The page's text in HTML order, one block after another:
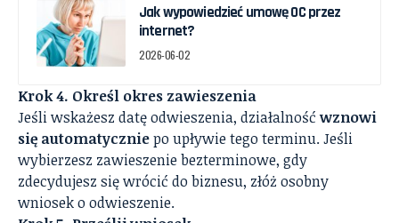
Jak wypowiedzieć umowę OC przez
internet?
2026-06-02
Krok 4. Określ okres zawieszenia
Jeśli wskażesz datę odwieszenia, działalnośćwznowi
się automatyczniepo upływie tego terminu. Jeśli
wybierzesz zawieszenie bezterminowe, gdy
zdecydujesz się wrócić do biznesu, złóż osobny
wniosek o odwieszenie.